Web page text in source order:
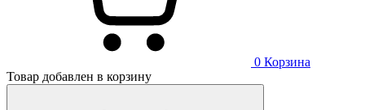
0 Корзина
Товар добавлен в корзину